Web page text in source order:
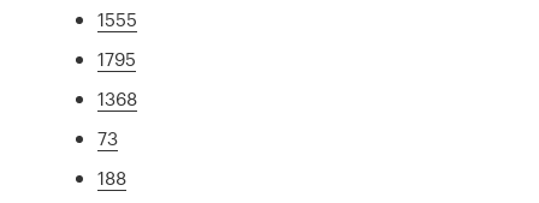
1555
1795
1368
73
188